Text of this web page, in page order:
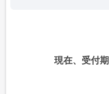
現在、受付